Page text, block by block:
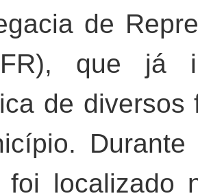
de
que já
de diversos
foi localizado